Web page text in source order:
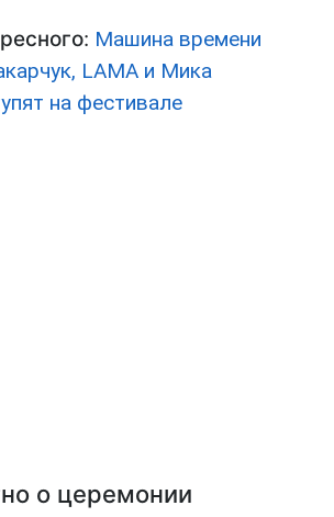
: Машина времени
LAMA и Мика
на фестивале
о церемонии